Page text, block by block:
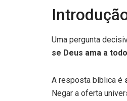
Uma pergunta
se Deus ama a
A resposta bíblica é
Negar a oferta